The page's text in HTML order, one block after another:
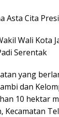
Asta Cita
Wali Kota
Serentak
yang
dan
10 hektar
Kecamatan